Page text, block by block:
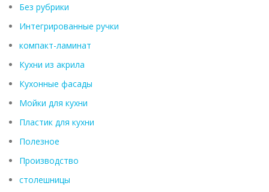
Без рубрики
Интегрированные ручки
компакт-ламинат
Кухни из акрила
Кухонные фасады
Мойки для кухни
Пластик для кухни
Полезное
Производство
столешницы